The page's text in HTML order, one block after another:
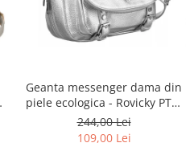
Geanta messenger dama din
piele ecologica - Rovicky PTR-
R-TOR-ALE-2-3776 SIL
244,00 Lei
109,00 Lei